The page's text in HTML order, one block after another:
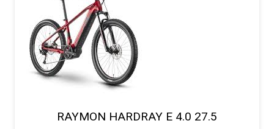
RAYMON HARDRAY E 4.0 27.5